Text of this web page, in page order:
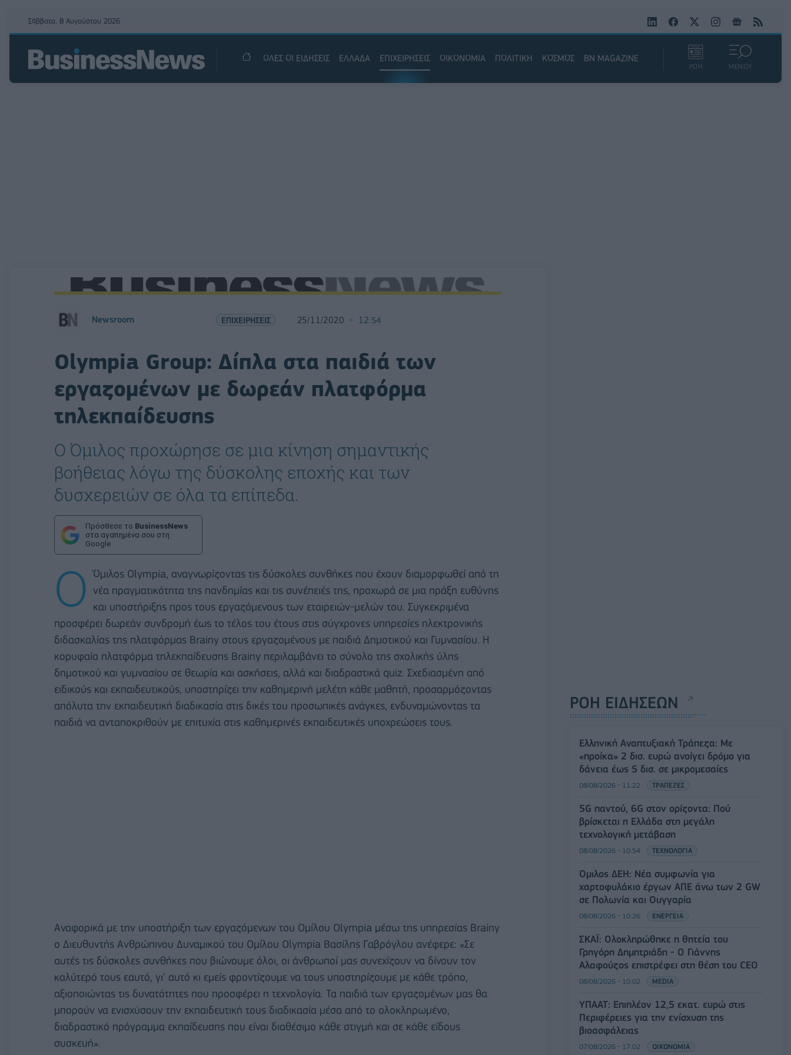
Σάββατο, 8 Αυγούστου 2026
ΟΛΕΣ ΟΙ ΕΙΔΗΣΕΙΣ ΕΛΛΑΔΑ ΕΠΙΧΕΙΡΗΣΕΙΣ ΟΙΚΟΝΟΜΙΑ ΠΟΛΙΤΙΚΗ ΚΟΣΜΟΣ BN MAGAZINE
ΡΟΗ ΜΕΝΟΥ
Newsroom ΕΠΙΧΕΙΡΗΣΕΙΣ 25/11/2020 12:54
Olympia Group: Δίπλα στα παιδιά των
εργαζομένων με δωρεάν πλατφόρμα
τηλεκπαίδευσης
Ο Όμιλος προχώρησε σε μια κίνηση σημαντικής
βοήθειας λόγω της δύσκολης εποχής και των
δυσχερειών σε όλα τα επίπεδα.
Πρόσθεσε το BusinessNews
στα αγαπημένα σου στη
Google
O Όμιλος Olympia, αναγνωρίζοντας τις δύσκολες συνθήκες που έχουν διαμορφωθεί από τη
νέα πραγματικότητα της πανδημίας και τις συνέπειές της, προχωρά σε μια πράξη ευθύνης
και υποστήριξης προς τους εργαζόμενους των εταιρειών-μελών του. Συγκεκριμένα
προσφέρει δωρεάν συνδρομή έως το τέλος του έτους στις σύγχρονες υπηρεσίες ηλεκτρονικής
διδασκαλίας της πλατφόρμας Brainy στους εργαζομένους με παιδιά Δημοτικού και Γυμνασίου. Η
κορυφαία πλατφόρμα τηλεκπαίδευσης Brainy περιλαμβάνει το σύνολο της σχολικής ύλης
δημοτικού και γυμνασίου σε θεωρία και ασκήσεις, αλλά και διαδραστικά quiz. Σχεδιασμένη από
ειδικούς και εκπαιδευτικούς, υποστηρίζει την καθημερινή μελέτη κάθε μαθητή, προσαρμόζοντας
απόλυτα την εκπαιδευτική διαδικασία στις δικές του προσωπικές ανάγκες, ενδυναμώνοντας τα
παιδιά να ανταποκριθούν με επιτυχία στις καθημερινές εκπαιδευτικές υποχρεώσεις τους.
Αναφορικά με την υποστήριξη των εργαζόμενων του Ομίλου Olympia μέσω της υπηρεσίας Brainy
ο Διευθυντής Ανθρώπινου Δυναμικού του Ομίλου Olympia Βασίλης Γαβρόγλου ανέφερε: «Σε
αυτές τις δύσκολες συνθήκες που βιώνουμε όλοι, οι άνθρωποί μας συνεχίζουν να δίνουν τον
καλύτερό τους εαυτό, γι’ αυτό κι εμείς φροντίζουμε να τους υποστηρίζουμε με κάθε τρόπο,
αξιοποιώντας τις δυνατότητες που προσφέρει η τεχνολογία. Τα παιδιά των εργαζομένων μας θα
μπορούν να ενισχύσουν την εκπαιδευτική τους διαδικασία μέσα από το ολοκληρωμένο,
διαδραστικό πρόγραμμα εκπαίδευσης που είναι διαθέσιμο κάθε στιγμή και σε κάθε είδους
συσκευή».
ΡΟΗ ΕΙΔΗΣΕΩΝ
Ελληνική Αναπτυξιακή Τράπεζα: Με
«προίκα» 2 δισ. ευρώ ανοίγει δρόμο για
δάνεια έως 5 δισ. σε μικρομεσαίες
08/08/2026 - 11:22 ΤΡΑΠΕΖΕΣ
5G παντού, 6G στον ορίζοντα: Πού
βρίσκεται η Ελλάδα στη μεγάλη
τεχνολογική μετάβαση
08/08/2026 - 10:54 ΤΕΧΝΟΛΟΓΙΑ
Όμιλος ΔΕΗ: Νέα συμφωνία για
χαρτοφυλάκιο έργων ΑΠΕ άνω των 2 GW
σε Πολωνία και Ουγγαρία
08/08/2026 - 10:26 ΕΝΕΡΓΕΙΑ
ΣΚΑΪ: Ολοκληρώθηκε η θητεία του
Γρηγόρη Δημητριάδη - Ο Γιάννης
Αλαφούζος επιστρέφει στη θέση του CEO
08/08/2026 - 10:02 MEDIA
ΥΠΑΑΤ: Επιπλέον 12,5 εκατ. ευρώ στις
Περιφέρειες για την ενίσχυση της
βιοασφάλειας
07/08/2026 - 17:02 ΟΙΚΟΝΟΜΙΑ